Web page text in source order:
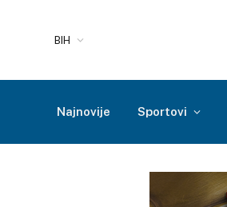
BIH
Najnovije Sportovi